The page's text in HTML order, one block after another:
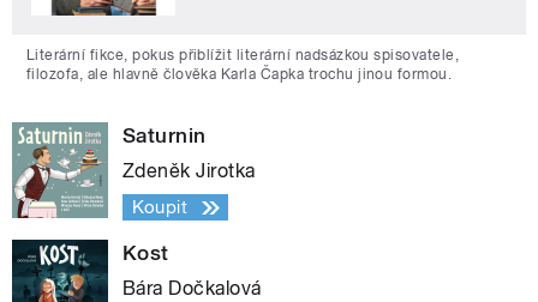
Literární fikce, pokus přiblížit literární nadsázkou spisovatele,
filozofa, ale hlavně člověka Karla Čapka trochu jinou formou.
Saturnin
Zdeněk Jirotka
Koupit
Kost
Bára Dočkalová